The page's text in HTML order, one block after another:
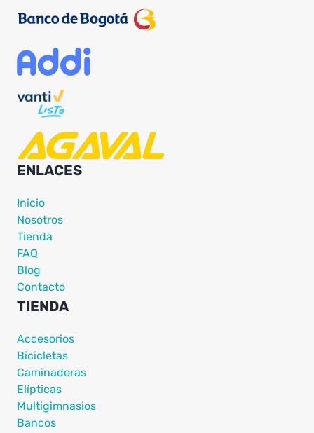
ENLACES
Inicio
Nosotros
Tienda
FAQ
Blog
Contacto
TIENDA
Accesorios
Bicicletas
Caminadoras
Elípticas
Multigimnasios
Bancos